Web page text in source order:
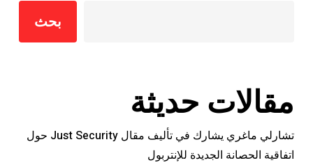
بحث
مقالات حديثة
تشارلي ماغري يشارك في تأليف مقال Just Security حول
اتفاقية الحصانة الجديدة للإنتربول